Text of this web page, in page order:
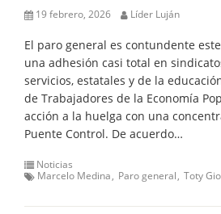
19 febrero, 2026 Líder Luján
El paro general es contundente
una adhesión casi total en
servicios, estatales y de la
de Trabajadores de la Economía
acción a la huelga con una
Puente Control. De acuerdo…
Noticias
Marcelo Medina
Paro general Toty